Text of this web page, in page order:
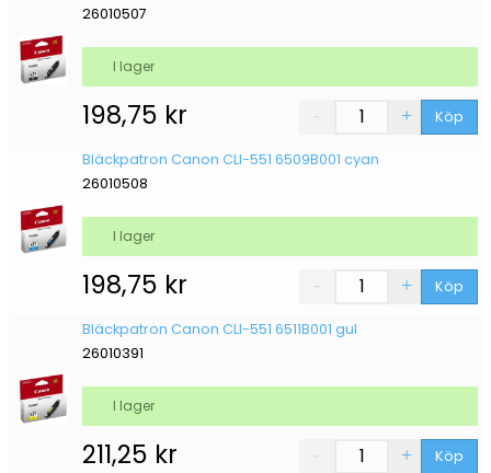
26010507
198,75 kr Köp
I lager
Bläckpatron Canon CLI-551 6509B001 cyan
26010508
198,75 kr Köp
I lager
Bläckpatron Canon CLI-551 6511B001 gul
26010391
211,25 kr Köp
I lager